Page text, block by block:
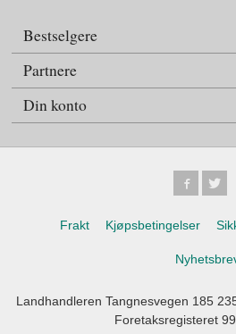
Bestselgere
Partnere
Din konto
Frakt Kjøpsbetingelser
Landhandleren Tangnesvegen 185
Foretaksregisteret